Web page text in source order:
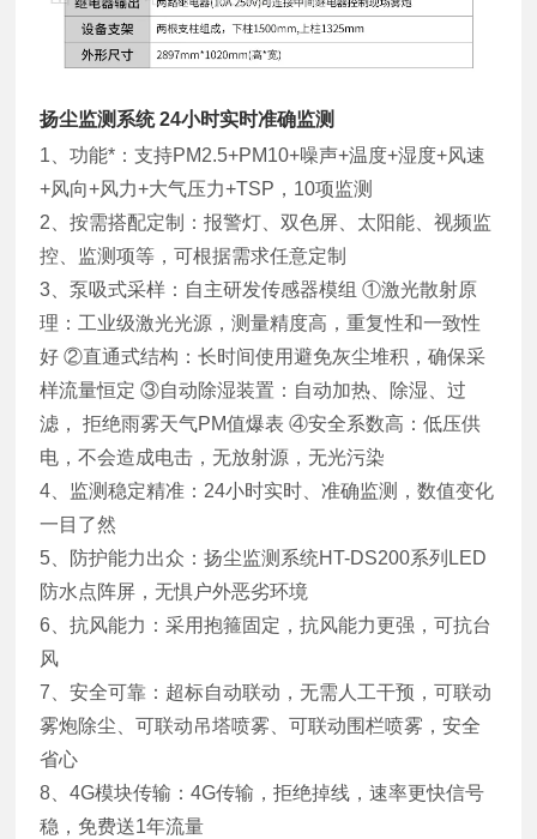
扬尘监测系统 24小时实时准确监测
1、功能*：支持PM2.5+PM10+噪声+温度+湿度+风速
+风向+风力+大气压力+TSP，10项监测
2、按需搭配定制：报警灯、双色屏、太阳能、视频监
控、监测项等，可根据需求任意定制
3、泵吸式采样：自主研发传感器模组 ①激光散射原
理：工业级激光光源，测量精度高，重复性和一致性
好 ②直通式结构：长时间使用避免灰尘堆积，确保采
样流量恒定 ③自动除湿装置：自动加热、除湿、过
滤， 拒绝雨雾天气PM值爆表 ④安全系数高：低压供
电，不会造成电击，无放射源，无光污染
4、监测稳定精准：24小时实时、准确监测，数值变化
一目了然
5、防护能力出众：扬尘监测系统HT-DS200系列LED
防水点阵屏，无惧户外恶劣环境
6、抗风能力：采用抱箍固定，抗风能力更强，可抗台
风
7、安全可靠：超标自动联动，无需人工干预，可联动
雾炮除尘、可联动吊塔喷雾、可联动围栏喷雾，安全
省心
8、4G模块传输：4G传输，拒绝掉线，速率更快信号
稳，免费送1年流量